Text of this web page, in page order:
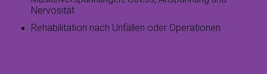
Nervosität
Rehabilitation nach Unfällen oder Operationen